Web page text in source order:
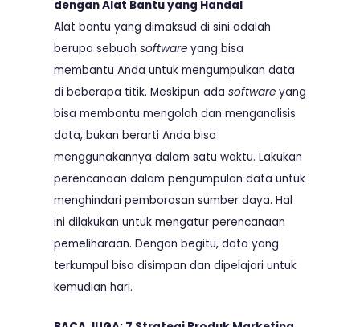
dengan Alat Bantu yang Handal
Alat bantu yang dimaksud di sini adalah
berupa sebuah software yang bisa
membantu Anda untuk mengumpulkan data
di beberapa titik. Meskipun ada software yang
bisa membantu mengolah dan menganalisis
data, bukan berarti Anda bisa
menggunakannya dalam satu waktu. Lakukan
perencanaan dalam pengumpulan data untuk
menghindari pemborosan sumber daya. Hal
ini dilakukan untuk mengatur perencanaan
pemeliharaan. Dengan begitu, data yang
terkumpul bisa disimpan dan dipelajari untuk
kemudian hari.